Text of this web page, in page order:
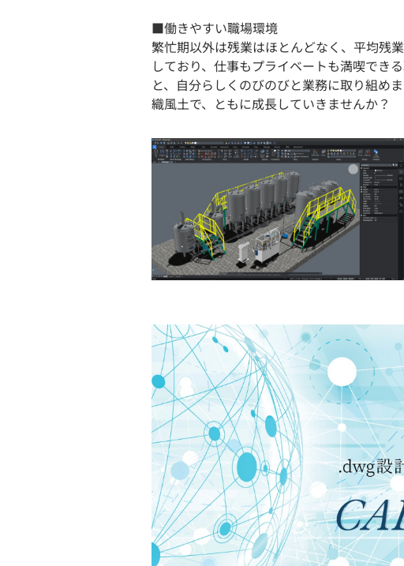
■働きやすい職場環境
繁忙期以外は残業はほとんどなく、平均残
しており、仕事もプライベートも満喫でき
と、自分らしくのびのびと業務に取り組め
織風土で、ともに成長していきませんか？